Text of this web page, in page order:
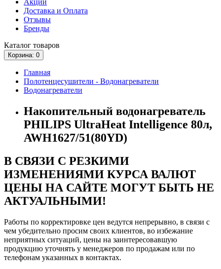
Акции
Доставка и Оплата
Отзывы
Бренды
Каталог товаров
Корзина: 0
Главная
Полотенцесушители - Водонагреватели
Водонагреватели
Накопительный водонагреватель
PHILIPS UltraHeat Intelligence 80л,
AWH1627/51(80YD)
В СВЯЗИ С РЕЗКИМИ
ИЗМЕНЕНИЯМИ КУРСА ВАЛЮТ
ЦЕНЫ НА САЙТЕ МОГУТ БЫТЬ НЕ
АКТУАЛЬНЫМИ!
Работы по корректировке цен ведутся непрерывно, в связи с
чем убедительно просим своих клиентов, во избежание
неприятных ситуаций, цены на заинтересовавшую
продукцию уточнять у менеджеров по продажам или по
телефонам указанных в контактах.